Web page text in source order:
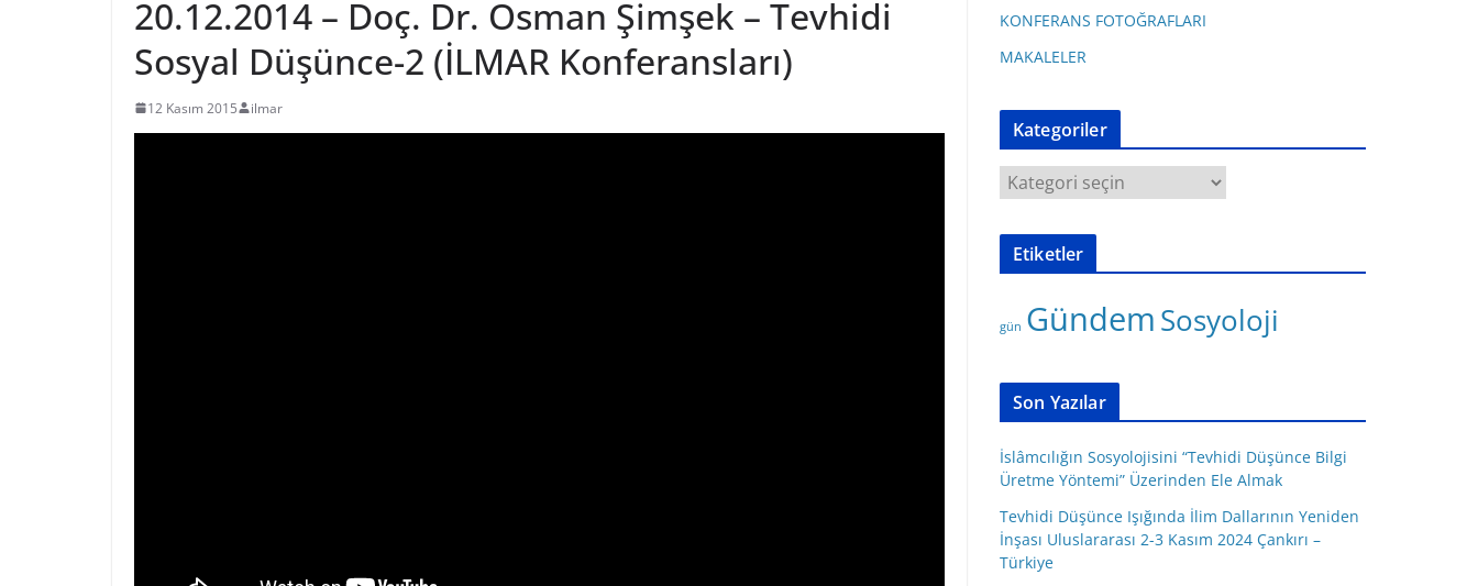
20.12.2014 – Doç. Dr. Osman Şimşek – Tevhidi
Sosyal Düşünce-2 (İLMAR Konferansları)
12 Kasım 2015 ilmar
KONFERANS FOTOĞRAFLARI
MAKALELER
Kategoriler
a
t
e
r
Etiketler
gün GündemSosyoloji
Son Yazılar
İslâmcılığın Sosyolojisini “Tevhidi Düşünce Bilgi
Üretme Yöntemi” Üzerinden Ele Almak
Tevhidi Düşünce Işığında İlim Dallarının Yeniden
İnşası Uluslararası 2-3 Kasım 2024 Çankırı –
Türkiye